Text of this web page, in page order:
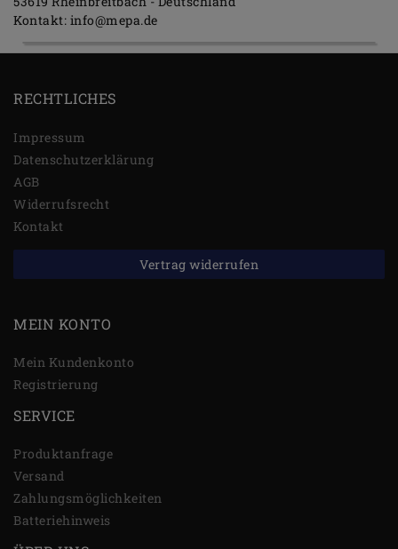
Kontakt: info@mepa.de
RECHTLICHES
Impressum
Daten­schutz­erklärung
AGB
Widerrufs­recht
Kontakt
Vertrag widerrufen
MEIN KONTO
Mein Kundenkonto
Registrierung
SERVICE
Produktanfrage
Versand
Zahlungsmöglichkeiten
Batteriehinweis